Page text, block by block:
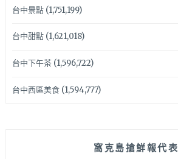
台中景點(1,751,199)
台中甜點(1,621,018)
台中下午茶(1,596,722)
台中西區美食(1,594,777)
窩克島搶鮮報代表